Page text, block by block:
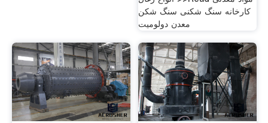
کارخانه سنگ شکنی سنگ شکن
معدن دولومیت